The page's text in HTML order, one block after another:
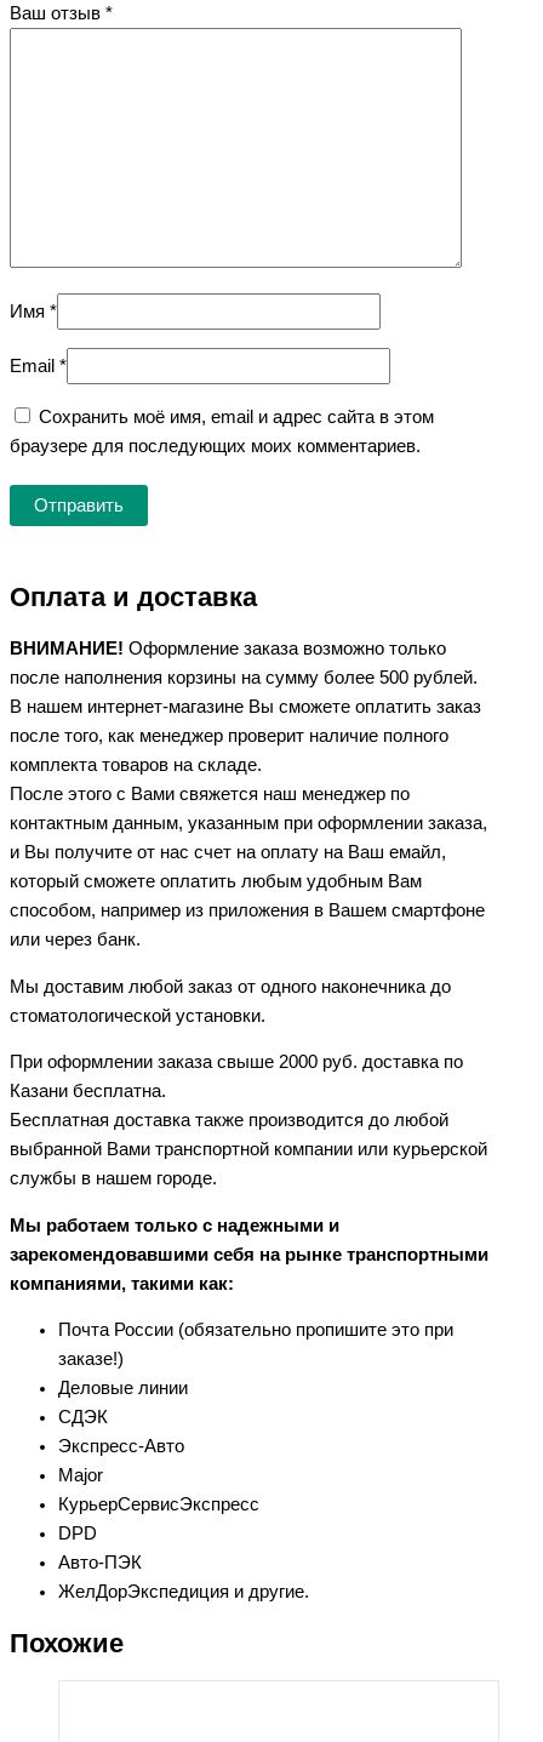
Ваш отзыв *
Имя *
Email *
Сохранить моё имя, email и адрес сайта в этом
браузере для последующих моих комментариев.
Оплата и доставка
ВНИМАНИЕ! Оформление заказа возможно только
после наполнения корзины на сумму более 500 рублей.
В нашем интернет-магазине Вы сможете оплатить заказ
после того, как менеджер проверит наличие полного
комплекта товаров на складе.
После этого с Вами свяжется наш менеджер по
контактным данным, указанным при оформлении заказа,
и Вы получите от нас счет на оплату на Ваш емайл,
который сможете оплатить любым удобным Вам
способом, например из приложения в Вашем смартфоне
или через банк.
Мы доставим любой заказ от одного наконечника до
стоматологической установки.
При оформлении заказа свыше 2000 руб. доставка по
Казани бесплатна.
Бесплатная доставка также производится до любой
выбранной Вами транспортной компании или курьерской
службы в нашем городе.
Мы работаем только с надежными и
зарекомендовавшими себя на рынке транспортными
компаниями, такими как:
Почта России (обязательно пропишите это при
заказе!)
Деловые линии
СДЭК
Экспресс-Авто
Major
КурьерСервисЭкспресс
DPD
Авто-ПЭК
ЖелДорЭкспедиция и другие.
Похожие